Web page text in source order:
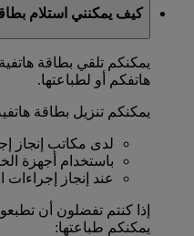
كيف يمكنني استلام
يمكنكم تلقي بطاقة
هاتفكم أو لطباعتها.
يمكنكم تنزيل بطاقة
لدى مكاتب إنجاز
باستخدام أجهزة
عند إنجاز إجراءات
إذا كنتم تفضلون أن
يمكنكم طباعتها: